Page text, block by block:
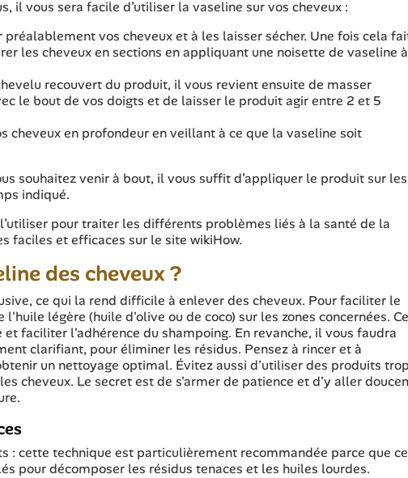
il vous sera facile d’utiliser la vaseline sur vos cheveux :
vos cheveux et à les laisser sécher. Une fois cela
les cheveux en sections en appliquant une noisette de vaseline à
recouvert du produit, il vous revient ensuite de masser
le bout de vos doigts et de laisser le produit agir entre 2 et 5
cheveux en profondeur en veillant à ce que la vaseline soit
souhaitez venir à bout, il vous suffit d’appliquer le produit sur les
indiqué.
pour traiter les différents problèmes liés à la santé de la
faciles et efficaces sur le site wikiHow.
des cheveux ?
ce qui la rend difficile à enlever des cheveux. Pour faciliter le
légère (huile d'olive ou de coco) sur les zones concernées.
faciliter l'adhérence du shampoing. En revanche, il vous faudra
clarifiant, pour éliminer les résidus. Pensez à rincer et à
un nettoyage optimal. Évitez aussi d'utiliser des produits trop
cheveux. Le secret est de s'armer de patience et d'y aller
: cette technique est particulièrement recommandée parce que
pour décomposer les résidus tenaces et les huiles lourdes.